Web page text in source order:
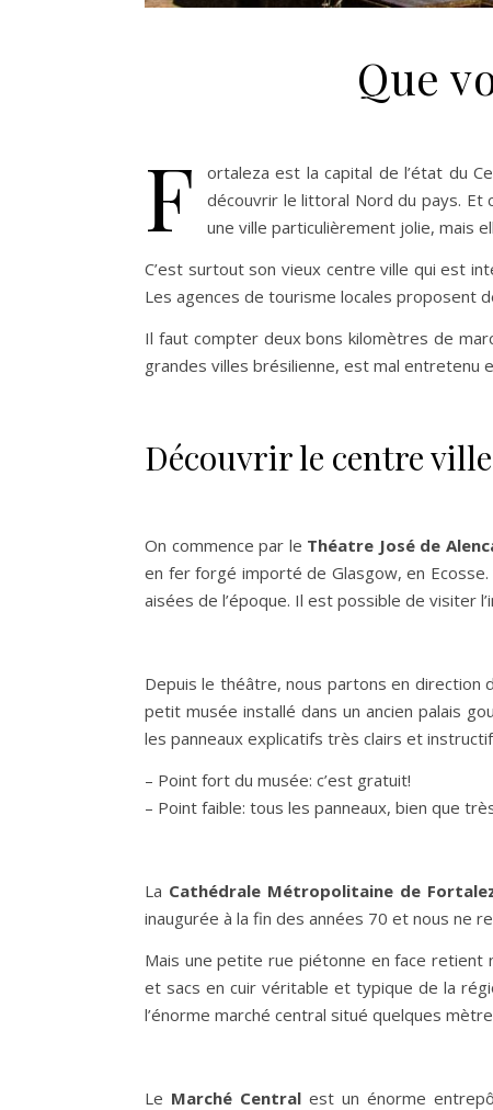
Que
F
ortaleza est la capital de l’état du
découvrir le littoral Nord du pays.
une ville particulièrement jolie, mais
C’est surtout son vieux centre ville qui est
Les agences de tourisme locales proposent
Il faut compter deux bons kilomètres de
grandes villes brésilienne, est mal entretenu
Découvrir le centre
On commence par le Théatre José de
en fer forgé importé de Glasgow, en
aisées de l’époque. Il est possible de visiter
Depuis le théâtre, nous partons en direction
petit musée installé dans un ancien palais
les panneaux explicatifs très clairs et
– Point fort du musée: c’est gratuit!
– Point faible: tous les panneaux, bien que
La Cathédrale Métropolitaine de
inaugurée à la fin des années 70 et nous ne
Mais une petite rue piétonne en face retient
et sacs en cuir véritable et typique de la
l’énorme marché central situé quelques
Le Marché Centralest un énorme